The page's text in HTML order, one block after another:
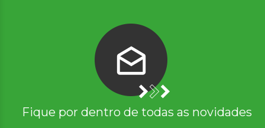
Fique por dentro de todas as novidades